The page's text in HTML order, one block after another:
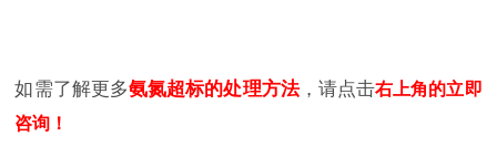
如需了解更多氨氮超标的处理方法，请点击右上角的立即
咨询！